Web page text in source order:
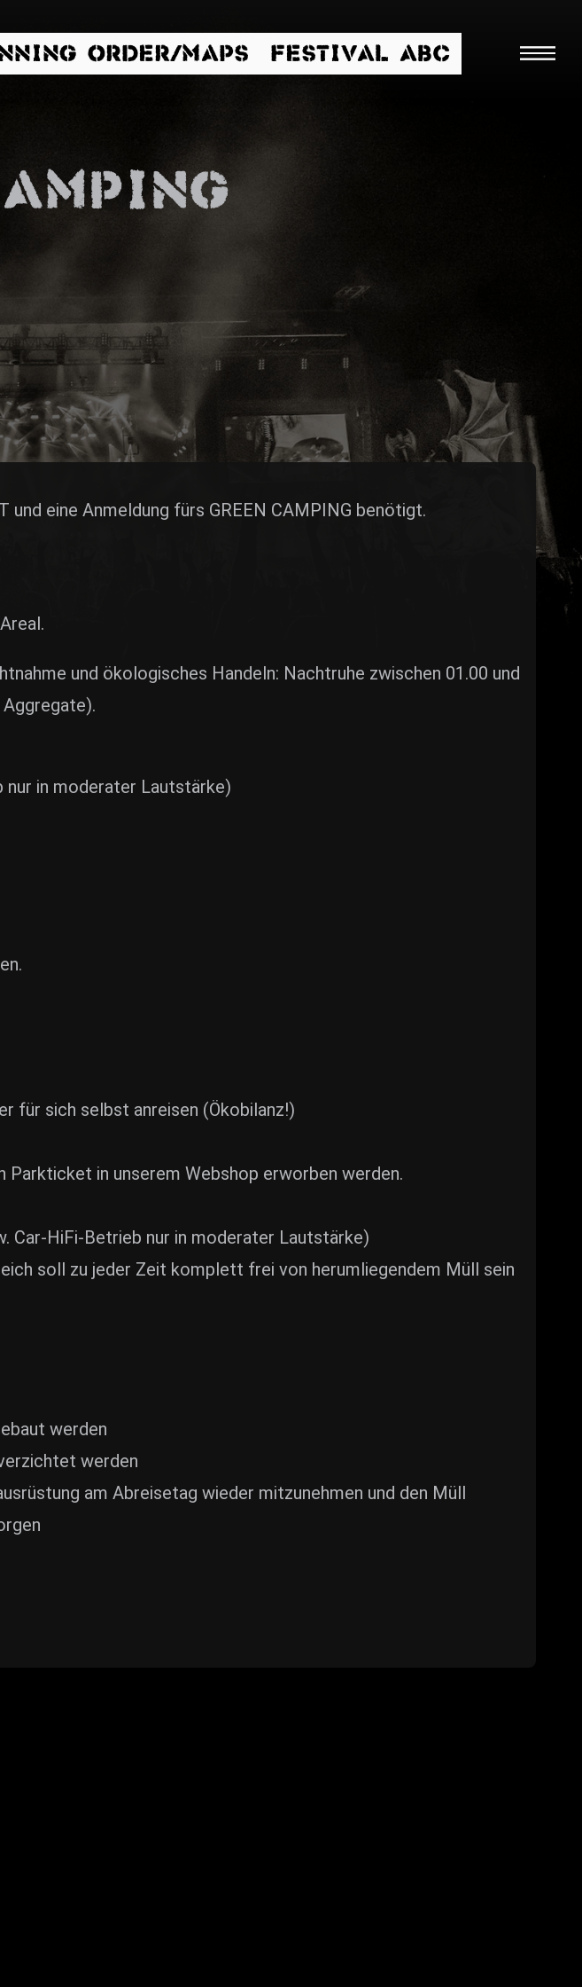
ORDER/MAPS FESTIVAL ABC
und eine Anmeldung fürs GREEN CAMPING benötigt.
und ökologisches Handeln: Nachtruhe zwischen 01.00 und
in moderater Lautstärke)
für sich selbst anreisen (Ökobilanz!)
Parkticket in unserem Webshop erworben werden.
Car-HiFi-Betrieb nur in moderater Lautstärke)
soll zu jeder Zeit komplett frei von herumliegendem Müll sein
werden
werden
am Abreisetag wieder mitzunehmen und den Müll